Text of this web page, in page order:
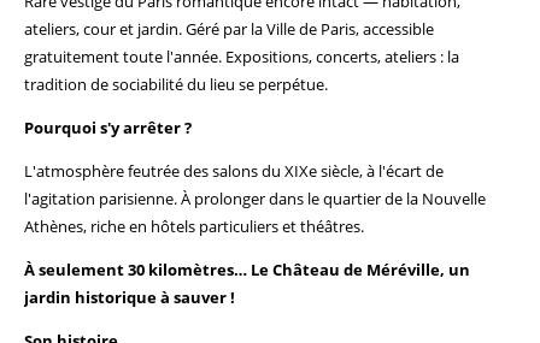
ateliers, cour et jardin. Géré par la Ville de Paris, accessible
gratuitement toute l'année. Expositions, concerts, ateliers : la
tradition de sociabilité du lieu se perpétue.
Pourquoi s'y arrêter ?
L'atmosphère feutrée des salons du XIXe siècle, à l'écart de
l'agitation parisienne. À prolonger dans le quartier de la Nouvelle
Athènes, riche en hôtels particuliers et théâtres.
À seulement 30 kilomètres… Le Château de Méréville, un
jardin historique à sauver !